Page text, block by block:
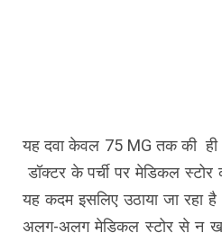
यह दवा केवल 75 MG तक की
डॉक्टर के पर्ची पर मेडिकल स्टोर
यह कदम इसलिए उठाया जा रहा है
अलग-अलग मेडिकल स्टोर से न